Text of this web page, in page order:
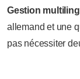
Gestion
allemand et une
pas nécessiter